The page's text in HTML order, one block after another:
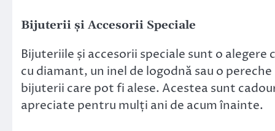
Bijuterii și Accesorii Speciale
Bijuteriile și accesorii speciale sunt o alegere
cu diamant, un inel de logodnă sau o
bijuterii care pot fi alese. Acestea sunt
apreciate pentru mulți ani de acum înainte.